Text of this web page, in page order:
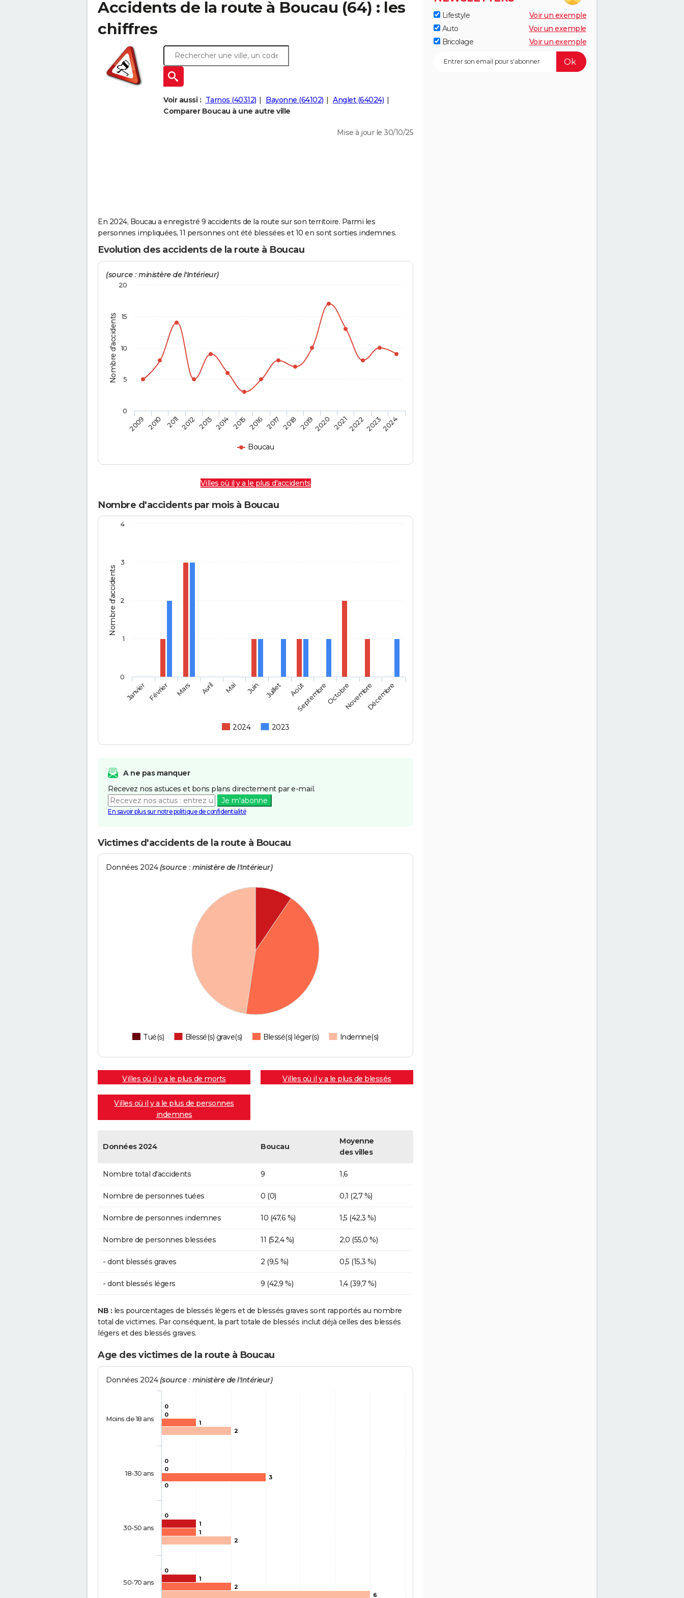
Accidents de la route à Boucau (64) : les
chiffres
Voir aussi : Tarnos (40312) Bayonne (64102)
Anglet (64024)
Comparer Boucau à une autre ville
Mise à jour le 30/10/25
En 2024, Boucau a enregistré 9 accidents de la route sur son territoire. Parmi les
personnes impliquées, 11 personnes ont été blessées et 10 en sont sorties indemnes.
Evolution des accidents de la route à Boucau
Nombre d'accidents
(source : ministère de l'Intérieur)
Boucau
2009 2010 2011 2012 2013 2014 2015 2016 2017 2018 20192020 2021202220232024
0
5
10
15
20
Villes où il y a le plus d'accidents
Nombre d'accidents par mois à Boucau
Nombre d'accidents
2024 2023
Janvier Février Mars Avril Mai Juin Juillet Août
SeptembreOctobreNovembreDécembre
0
1
2
3
4
A ne pas manquer
Recevez nos astuces et bons plans directement par e-mail.
Je m'abonne
En savoir plus sur notre politique de confidentialité
Victimes d'accidents de la route à Boucau
Données 2024 (source : ministère de l'Intérieur)
Tué(s) Blessé(s) grave(s) Blessé(s) léger(s) Indemne(s)
Villes où il y a le plus de morts Villes où il y a le plus de blessés
Villes où il y a le plus de personnes
indemnes
Données 2024 Boucau
Moyenne
des villes
Nombre total d'accidents 9 1,6
Nombre de personnes tuées 0 (0) 0,1 (2,7 %)
Nombre de personnes indemnes 10 (47,6 %) 1,5 (42,3 %)
Nombre de personnes blessées 11 (52,4 %) 2,0 (55,0 %)
- dont blessés graves 2 (9,5 %) 0,5 (15,3 %)
- dont blessés légers 9 (42,9 %) 1,4 (39,7 %)
NB : les pourcentages de blessés légers et de blessés graves sont rapportés au nombre
total de victimes. Par conséquent, la part totale de blessés inclut déjà celles des blessés
légers et des blessés graves.
Age des victimes de la route à Boucau
Données 2024 (source : ministère de l'Intérieur)
0
0
0
0
0
0
1
1
1
3
1
2
2
0
2
6
Moins de 18 ans
18-30 ans
30-50 ans
50-70 ans
Lifestyle
Voir un exemple
Auto
Voir un exemple
Bricolage
Voir un exemple